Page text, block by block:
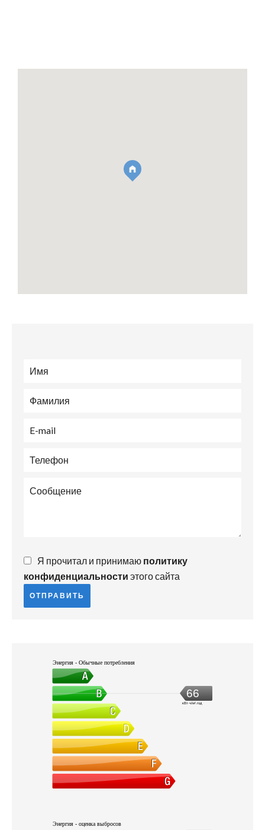
Я прочитал и принимаю политику
конфиденциальности этого сайта
ОТПРАВИТЬ
Энергия - Обычные потребления
66
кВт·ч/м².год
Энергия - оценка выбросов